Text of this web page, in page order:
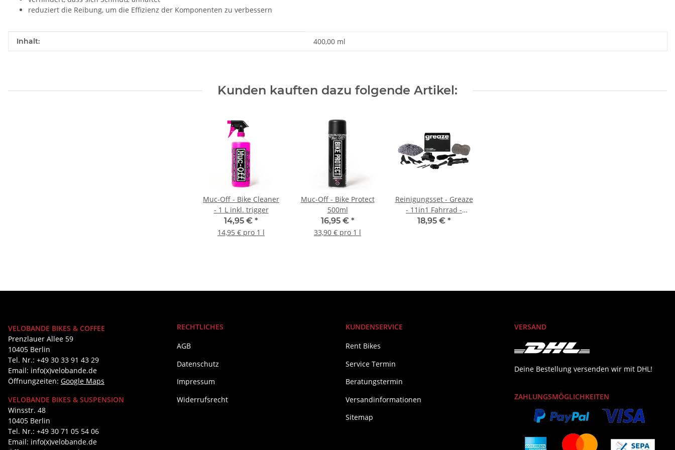
reduziert die Reibung, um die Effizienz der Komponenten zu verbessern
Produkteigenschaft
Wert
Inhalt: 400,00 ml
Kunden kauften dazu folgende Artikel:
Muc-Off - Bike Cleaner
- 1 L inkl. trigger
14,95 € *
14,95 € pro 1 l
Muc-Off - Bike Protect
500ml
16,95 € *
33,90 € pro 1 l
Reinigungsset - Greaze
- 11in1 Fahrrad -
Kettenbürste +
18,95 € *
VELOBANDE BIKES & COFFEE
Prenzlauer Allee 59
10405 Berlin
Tel. Nr.: +49 30 33 91 43 29
Email: info(x)velobande.de
Öffnungzeiten: Google Maps
VELOBANDE BIKES & SUSPENSION
Winsstr. 48
10405 Berlin
Tel. Nr.: +49 30 71 05 54 06
Email: info(x)velobande.de
RECHTLICHES
AGB
Datenschutz
Impressum
Widerrufsrecht
KUNDENSERVICE
Rent Bikes
Service Termin
Beratungstermin
Versandinformationen
Sitemap
VERSAND
Deine Bestellung versenden wir mit DHL!
ZAHLUNGSMÖGLICHKEITEN